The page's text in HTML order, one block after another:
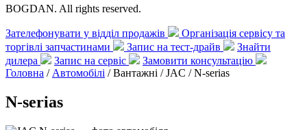
BOGDAN. All rights reserved.
Зателефонувати у відділ продажів
Організація сервісу та
торгівлі запчастинами
Запис на тест-драйв
Знайти
дилера
Запис на сервіс
Замовити консультацію
Головна / Автомобілі / Вантажні / JAC /N-serias
N-serias